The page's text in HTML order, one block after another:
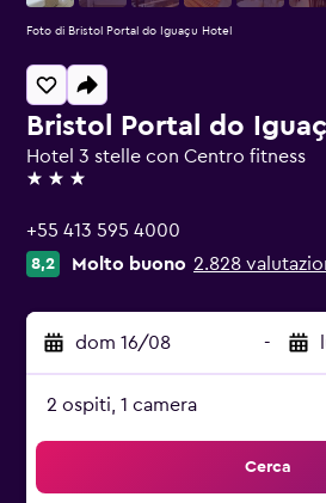
Bristol Portal do
Hotel 3 stelle con Centro fitness
3 stelle
+55 413 595 4000
8,2 Molto buono 2.828
dom 16/08 -
2 ospiti, 1 camera
Cerca
Foto di Bristol Portal do Iguaçu Hotel